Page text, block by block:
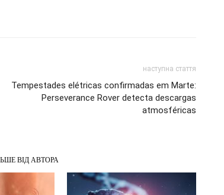
наступна стаття
Tempestades elétricas confirmadas em Marte:
Perseverance Rover detecta descargas
atmosféricas
ВІД АВТОРА